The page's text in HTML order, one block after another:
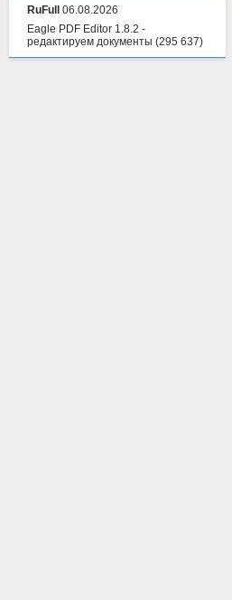
RuFull
06.08.2026
Eagle PDF Editor 1.8.2 -
редактируем документы (295 637)